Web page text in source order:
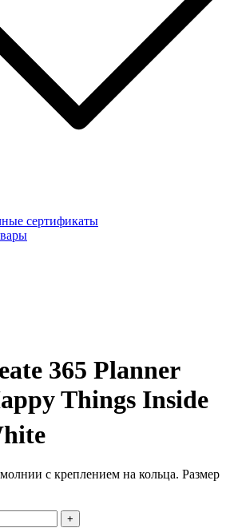
сертификаты
365 Planner
Things Inside
с креплением на кольца. Размер
+